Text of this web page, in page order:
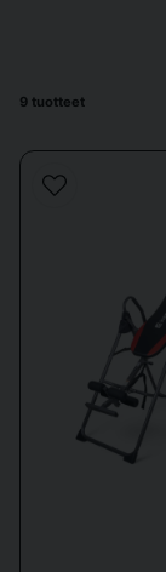
päivittäinen käyttö
suuri etu selän
rentoutuneemmaksi
Suosittelemme,
auttaa sinua
Sporttemalla on
paremmin sekä
sekä selkää että
9 tuotteet